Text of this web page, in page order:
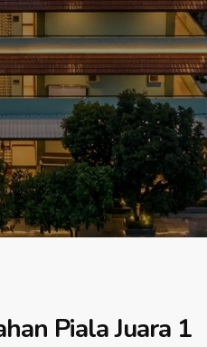
Piala Juara 1